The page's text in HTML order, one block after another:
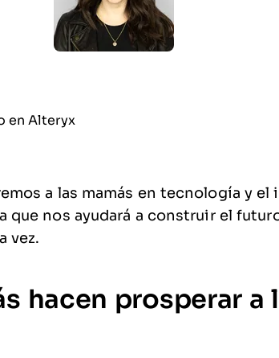
on Twitter
on LinkedIn
en Alteryx
a las mamás en tecnología y
que nos ayudará a construir el
vez.
hacen prosperar a